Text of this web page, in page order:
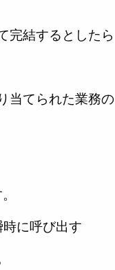
完結するとしたら
当てられた業務の
に呼び出す